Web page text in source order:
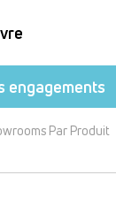
engagements
Par Produit